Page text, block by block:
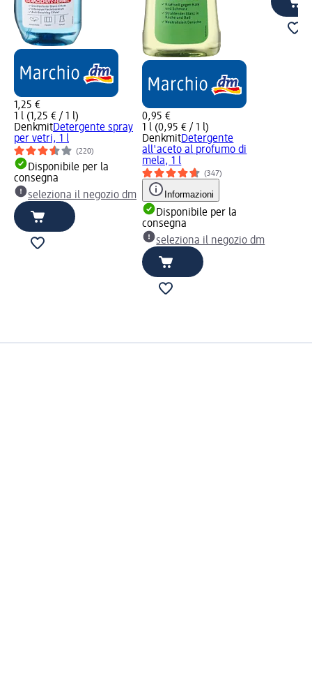
1,25 €
1 l (1,25 € / 1 l)
DenkmitDetergente spray
per vetri, 1 l
(220)
Disponibile per la
consegna
seleziona il negozio dm
0,95 €
1 l (0,95 € / 1 l)
DenkmitDetergente
all'aceto al profumo di
mela, 1 l
(347)
Informazioni
Disponibile per la
consegna
seleziona il negozio dm